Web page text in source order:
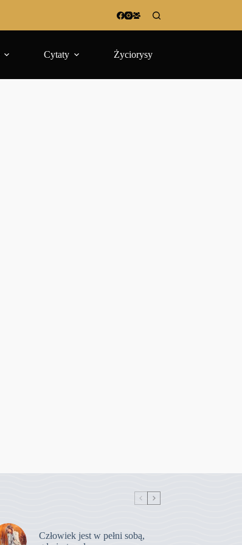
Cytaty Życiorysy
Człowiek jest w pełni sobą,